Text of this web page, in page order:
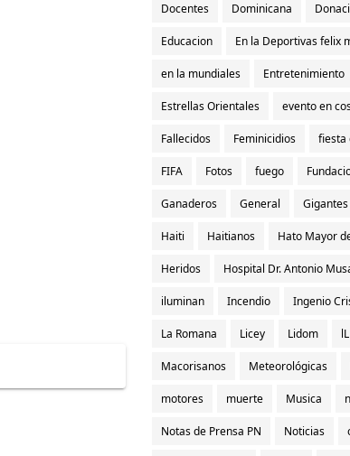
Docentes Dominicana
Educacion En la Deportivas felix
en la mundiales Entretenimiento
Estrellas Orientales evento en
Fallecidos Feminicidios fiesta
FIFA Fotos fuego
Ganaderos General
Haiti Haitianos Hato Mayor
Heridos Hospital Dr. Antonio
iluminan Incendio Ingenio
La Romana Licey Lidom lL
Macorisanos Meteorológicas
motores muerte Musica n
Notas de Prensa PN Noticias